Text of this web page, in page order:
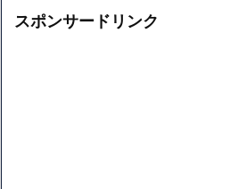
イ
スポンサードリンク